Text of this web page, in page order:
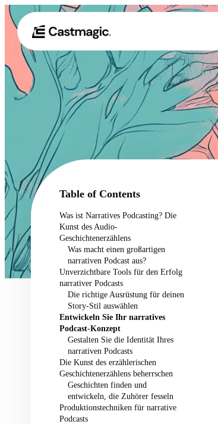
Table of Contents
Was ist Narratives Podcasting? Die
Kunst des Audio-
Geschichtenerzählens
Was macht einen großartigen
narrativen Podcast aus?
Unverzichtbare Tools für den Erfolg
narrativer Podcasts
Die richtige Ausrüstung für deinen
Story-Stil auswählen
Entwickeln Sie Ihr narratives
Podcast-Konzept
Gestalten Sie die Identität Ihres
narrativen Podcasts
Die Kunst des erzählerischen
Geschichtenerzählens beherrschen
Geschichten finden und
entwickeln, die Zuhörer fesseln
Produktionstechniken für narrative
Podcasts